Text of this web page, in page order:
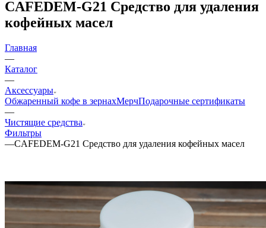
CAFEDEM-G21 Средство для удаления
кофейных масел
Главная
—
Каталог
—
Аксессуары
Обжаренный кофе в зернахМерчПодарочные сертификаты
—
Чистящие средства
Фильтры
—CAFEDEM-G21 Средство для удаления кофейных масел